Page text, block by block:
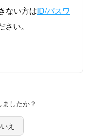
ない方はID/パスワ
い。
したか？
え